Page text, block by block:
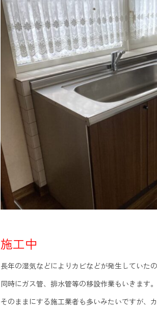
施工中
長年の湿気などによりカビなどが発生していた
同時にガス管、排水管等の移設作業もいきます。
そのままにする施工業者も多いみたいですが、